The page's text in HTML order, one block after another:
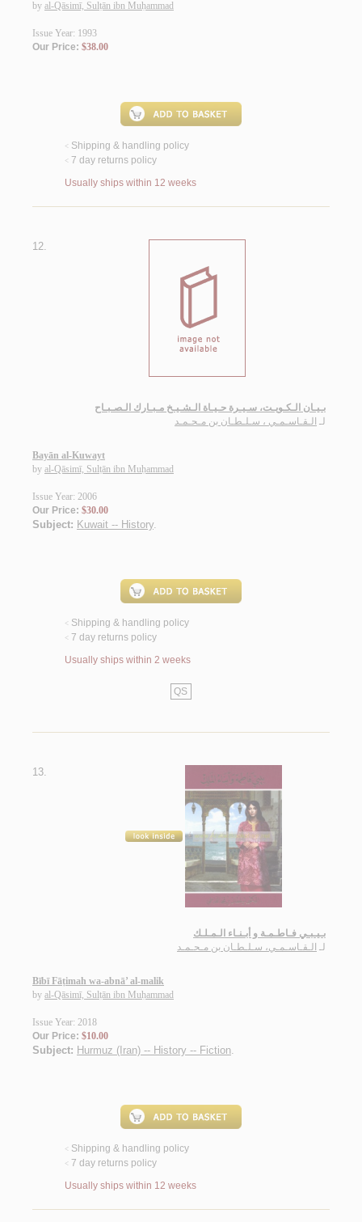
by al-Qāsimī, Sulṭān ibn Muḥammad
Issue Year: 1993
Our Price: $38.00
< Shipping & handling policy
< 7 day returns policy
Usually ships within 12 weeks
12.
بـيـان الـكـويـت، سـيـرة حـيـاة الـشـيـخ مـبـارك الـصـبـاح
لـ الـقـاسـمـي ، سـلـطـان بن مـحـمـد
Bayān al-Kuwayt
by al-Qāsimī, Sulṭān ibn Muḥammad
Issue Year: 2006
Our Price: $30.00
Subject: Kuwait -- History.
< Shipping & handling policy
< 7 day returns policy
Usually ships within 2 weeks
QS
13.
بـيـبـي فـاطـمـة و أبـنـاء الـمـلـك
لـ الـقـاسـمـي، سـلـطـان بن مـحـمـد
Bībī Fāṭimah wa-abnā’ al-malik
by al-Qāsimī, Sulṭān ibn Muḥammad
Issue Year: 2018
Our Price: $10.00
Subject: Hurmuz (Iran) -- History -- Fiction.
< Shipping & handling policy
< 7 day returns policy
Usually ships within 12 weeks